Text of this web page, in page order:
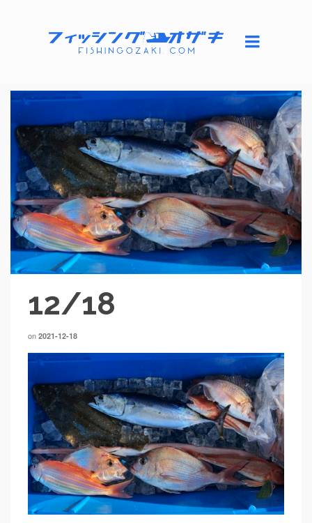
12/18
on 2021-12-18